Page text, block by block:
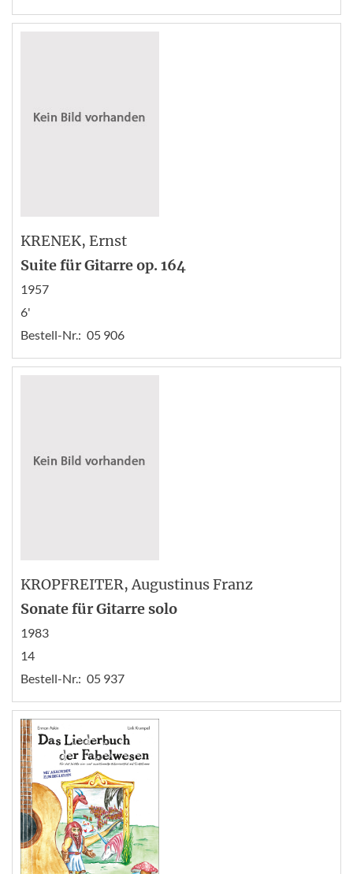
KRENEK, Ernst
Suite für Gitarre op. 164
1957
6'
Bestell-Nr.: 05 906
KROPFREITER, Augustinus Franz
Sonate für Gitarre solo
1983
14
Bestell-Nr.: 05 937